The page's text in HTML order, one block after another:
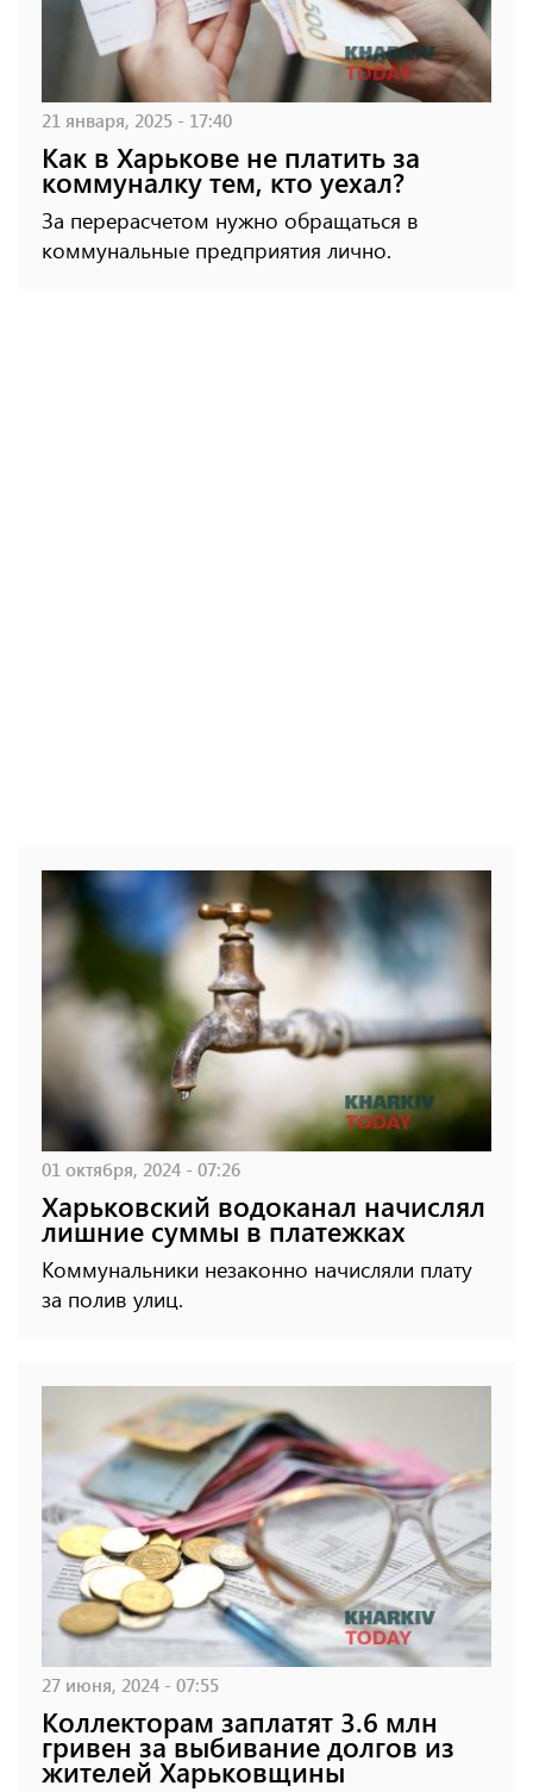
21 января, 2025 - 17:40
Как в Харькове не платить за
коммуналку тем, кто уехал?
За перерасчетом нужно обращаться в
коммунальные предприятия лично.
01 октября, 2024 - 07:26
Харьковский водоканал начислял
лишние суммы в платежках
Коммунальники незаконно начисляли плату
за полив улиц.
27 июня, 2024 - 07:55
Коллекторам заплатят 3.6 млн
гривен за выбивание долгов из
жителей Харьковщины